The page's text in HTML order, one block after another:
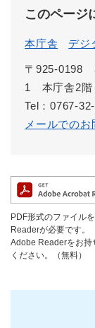
このページ
本庁舎 デジ
〒925-0198
1 本庁舎2階
Tel：0767-
メールでの
PDF形式のファイル
Readerが必要です。
Adobe Readerをお持
ください。（無料）